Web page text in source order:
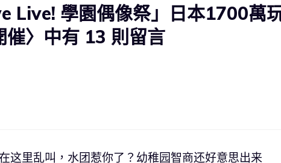
Live! 學園偶像祭」日本1700萬
催〉中有 13 則留言
这里乱叫，水团惹你了？幼稚园智商还好意思出来